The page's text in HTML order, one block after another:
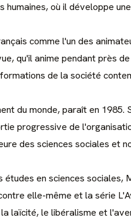
où il développe
comme l'un des
qu'il anime pendant près
de la société
du monde, paraît en
progressive de
des sciences sociales et
en sciences
elle-même et la série
laïcité, le libéralisme et